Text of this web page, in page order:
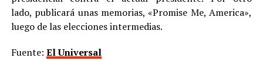
lado, publicará unas memorias, «Promise Me, America»,
luego de las elecciones intermedias.
Fuente: El Universal